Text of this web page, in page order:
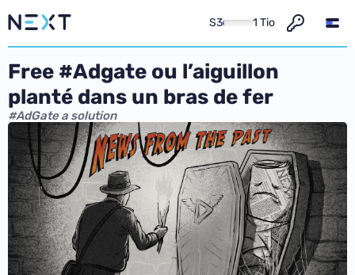
S3 1 Tio
Free #Adgate ou l’aiguillon
planté dans un bras de fer
#AdGate a solution